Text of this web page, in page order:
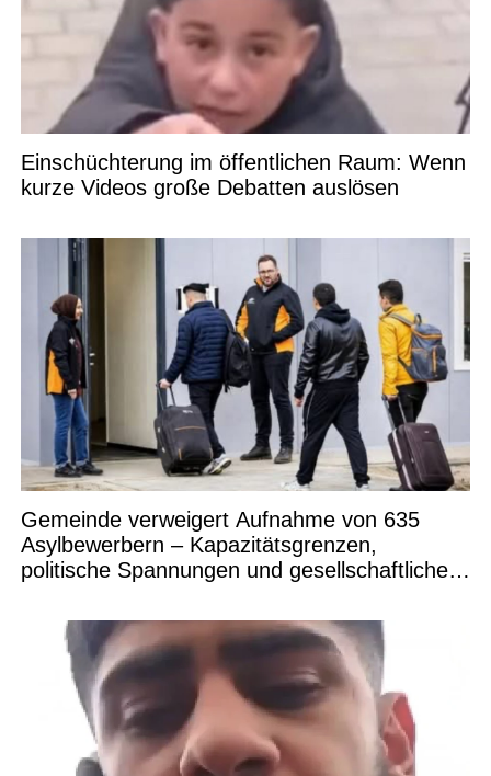
Einschüchterung im öffentlichen Raum: Wenn
kurze Videos große Debatten auslösen
Gemeinde verweigert Aufnahme von 635
Asylbewerbern – Kapazitätsgrenzen,
politische Spannungen und gesellschaftliche